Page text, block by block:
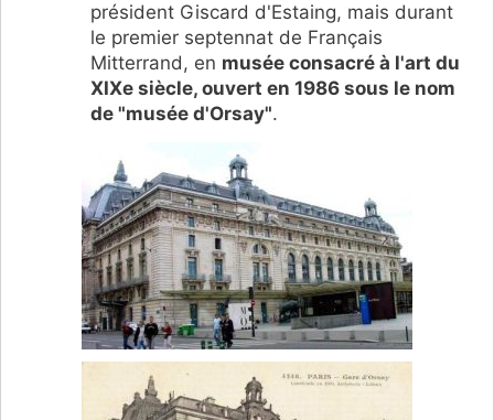
président Giscard d'Estaing, mais durant
le premier septennat de Français
Mitterrand, en musée consacré à l'art du
XIXe siècle, ouvert en 1986 sous le nom
de "musée d'Orsay".